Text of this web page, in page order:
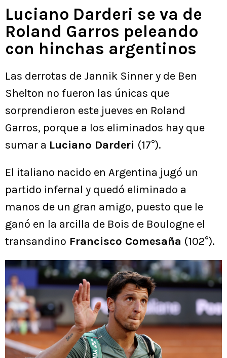
Luciano Darderi se va de
Roland Garros peleando
con hinchas argentinos
Las derrotas de Jannik Sinner y de Ben
Shelton no fueron las únicas que
sorprendieron este jueves en Roland
Garros, porque a los eliminados hay que
sumar a Luciano Darderi (17°).
El italiano nacido en Argentina jugó un
partido infernal y quedó eliminado a
manos de un gran amigo, puesto que le
ganó en la arcilla de Bois de Boulogne el
transandino Francisco Comesaña (102°).